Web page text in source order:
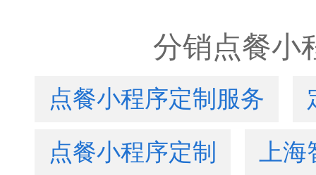
分销点餐小
点餐小程序定制服务
点餐小程序定制
上